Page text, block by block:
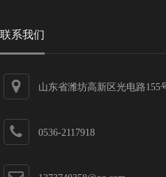
联系我们
山东省潍坊高新区光电路155
0536-2117918